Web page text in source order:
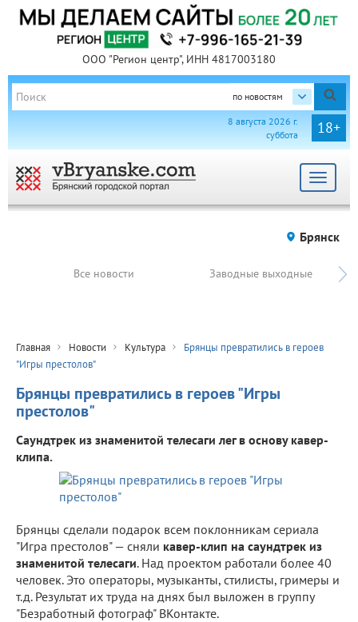
ООО "Регион центр", ИНН 4817003180
по новостям
18+
8 августа 2026 г.
суббота
Toggle
Брянск
Все новости Заводные выходные
Главная Новости Культура
Брянцы превратились в героев
"Игры престолов"
Брянцы превратились в героев "Игры
престолов"
Саундтрек из знаменитой телесаги лег в основу кавер-
клипа.
Брянцы сделали подарок всем поклонникам сериала
"Игра престолов" — сняли кавер-клип на саундтрек из
знаменитой телесаги. Над проектом работали более 40
человек. Это операторы, музыканты, стилисты, гримеры и
т.д. Результат их труда на днях был выложен в группу
"Безработный фотограф" ВКонтакте.